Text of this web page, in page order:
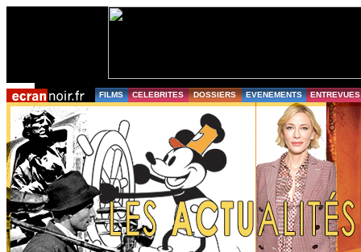
FILMS CELEBRITES DOSSIERS EVENEMENTS ENTREVUES